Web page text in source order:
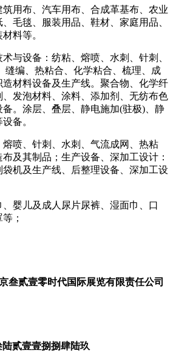
用布、汽车用布、合成革基布、农业
毛毯、服装用品、鞋材、家庭用品、
料等。
与设备：纺粘、熔喷、水刺、针刺、
缝编、热粘合、化学粘合、梳理、成
材料设备及生产线。聚合物、化学纤
发泡材料、涂料、添加剂、无纺布色
。涂层、叠层、静电施加(驻极)、静
备。
喷、针刺、水刺、气流成网、热粘
及其制品；生产设备、深加工设计：
机及生产线、后整理设备、深加工设
婴儿及成人尿片尿裤、湿面巾、口
；
叁贰壹零时代国际展览有限责任公司
壹捌捌肆陆玖